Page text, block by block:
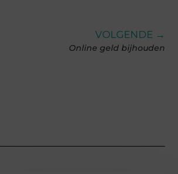
VOLGENDE →
Online geld bijhouden